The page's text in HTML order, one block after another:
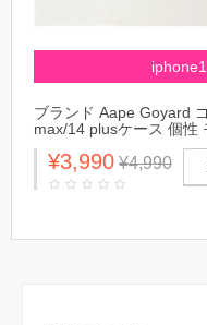
ブランド Aape Goyard
max/14 plusケース 個性
柄 galaxy s22/s22 plus/
用 アイフォン14/
人気 メンズ レディース
¥3,990 ¥4,990